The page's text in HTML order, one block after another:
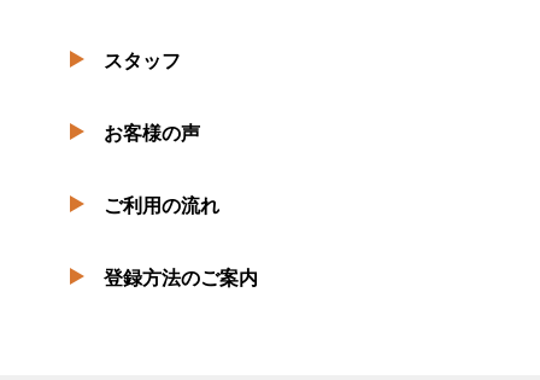
スタッフ
お客様の声
ご利用の流れ
登録方法のご案内